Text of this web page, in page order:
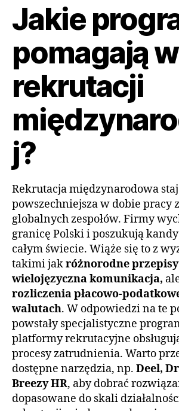
Jakie
pomagają w
rekrutacji
j?
Rekrutacja międzynarodowa
powszechniejsza w dobie pracy
globalnych zespołów. Firmy
granicę Polski i poszukują
całym świecie. Wiąże się to z
takimi jakróżnorodne
wielojęzyczna komunikacja,
rozliczenia płacowo-
walutach. W odpowiedzi na te
powstały specjalistyczne
platformy rekrutacyjne
procesy zatrudnienia. Warto
dostępne narzędzia, np. Deel,
Breezy HR, aby dobrać
dopasowane do skali